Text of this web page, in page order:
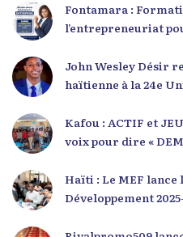
Fontamara :
l’entrepreneuriat
John Wesley Désir
haïtienne à la 24e
Kafou : ACTIF et
voix pour dire «
Haïti : Le MEF lance
Développement